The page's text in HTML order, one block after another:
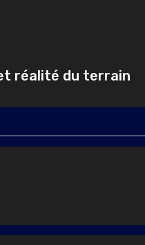
réalité du terrain